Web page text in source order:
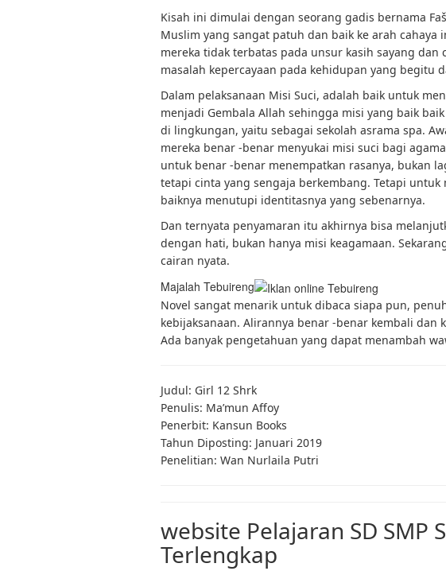
Kisah ini dimulai dengan seorang gadis bernama
Muslim yang sangat patuh dan baik ke arah cahaya
mereka tidak terbatas pada unsur kasih sayang
masalah kepercayaan pada kehidupan yang begitu
Dalam pelaksanaan Misi Suci, adalah baik untuk
menjadi Gembala Allah sehingga misi yang baik
di lingkungan, yaitu sebagai sekolah asrama spa.
mereka benar -benar menyukai misi suci bagi
untuk benar -benar menempatkan rasanya, bukan
tetapi cinta yang sengaja berkembang. Tetapi
baiknya menutupi identitasnya yang sebenarnya.
Dan ternyata penyamaran itu akhirnya bisa
dengan hati, bukan hanya misi keagamaan.
cairan nyata.
Majalah Tebuireng
Novel sangat menarik untuk dibaca siapa pun,
kebijaksanaan. Alirannya benar -benar kembali
Ada banyak pengetahuan yang dapat menambah
Judul: Girl 12 Shrk
Penulis: Ma’mun Affoy
Penerbit: Kansun Books
Tahun Diposting: Januari 2019
Penelitian: Wan Nurlaila Putri
website Pelajaran SD SMP
Terlengkap